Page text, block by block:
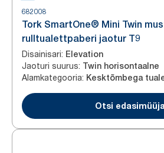
682008
Tork SmartOne® Mini Twin
rulltualettpaberi jaotur T9
Disainisari: Elevation
Jaoturi suurus: Twin horisontaalne
Alamkategooria: Kesktõmbega
Otsi